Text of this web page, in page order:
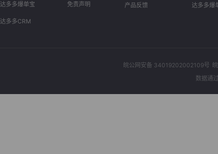
达多多爆单宝
达多多CRM
免责声明 产品反馈 达多多爆
皖公网安备 34019202002109号
数据通